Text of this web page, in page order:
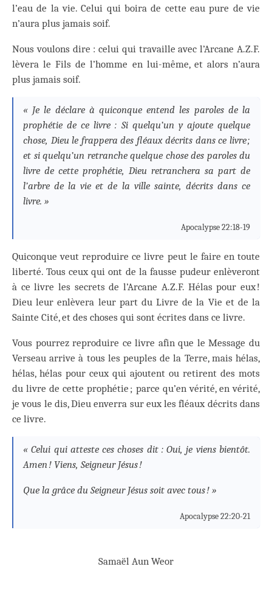
l’eau de la vie. Celui qui boira de cette eau pure de vie
n’aura plus jamais soif.
Nous voulons dire : celui qui travaille avec l’Arcane A.Z.F.
lèvera le Fils de l’homme en lui-même, et alors n’aura
plus jamais soif.
« Je le déclare à quiconque entend les paroles de la
prophétie de ce livre : Si quelqu’un y ajoute quelque
chose, Dieu le frappera des fléaux décrits dans ce livre ;
et si quelqu’un retranche quelque chose des paroles du
livre de cette prophétie, Dieu retranchera sa part de
l’arbre de la vie et de la ville sainte, décrits dans ce
livre. »
Apocalypse 22:18-19
Quiconque veut reproduire ce livre peut le faire en toute
liberté. Tous ceux qui ont de la fausse pudeur enlèveront
à ce livre les secrets de l’Arcane A.Z.F. Hélas pour eux !
Dieu leur enlèvera leur part du Livre de la Vie et de la
Sainte Cité, et des choses qui sont écrites dans ce livre.
Vous pourrez reproduire ce livre afin que le Message du
Verseau arrive à tous les peuples de la Terre, mais hélas,
hélas, hélas pour ceux qui ajoutent ou retirent des mots
du livre de cette prophétie ; parce qu’en vérité, en vérité,
je vous le dis, Dieu enverra sur eux les fléaux décrits dans
ce livre.
« Celui qui atteste ces choses dit : Oui, je viens bientôt.
Amen ! Viens, Seigneur Jésus !
Que la grâce du Seigneur Jésus soit avec tous ! »
Apocalypse 22:20-21
Samaël Aun Weor